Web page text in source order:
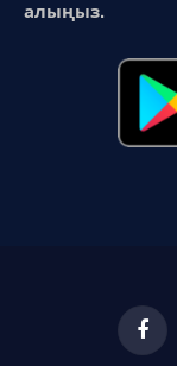
алыңыз.